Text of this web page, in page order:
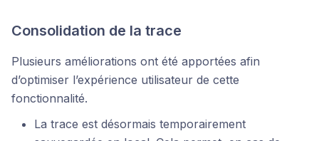
Consolidation de la trace
Plusieurs améliorations ont été apportées afin
d’optimiser l’expérience utilisateur de cette
fonctionnalité.
La trace est désormais temporairement